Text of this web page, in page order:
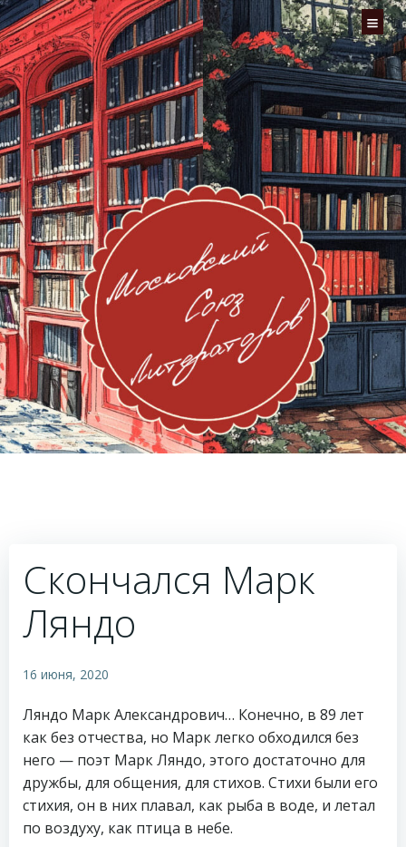
Перейти
к
содержимому
Скончался Марк
Ляндо
16 июня, 2020
Ляндо Марк Александрович… Конечно, в 89 лет
как без отчества, но Марк легко обходился без
него — поэт Марк Ляндо, этого достаточно для
дружбы, для общения, для стихов. Стихи были его
стихия, он в них плавал, как рыба в воде, и летал
по воздуху, как птица в небе.